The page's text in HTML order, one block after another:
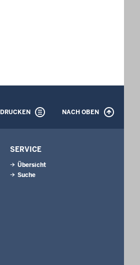
DRUCKEN NACH OBEN
SERVICE
Übersicht
Suche